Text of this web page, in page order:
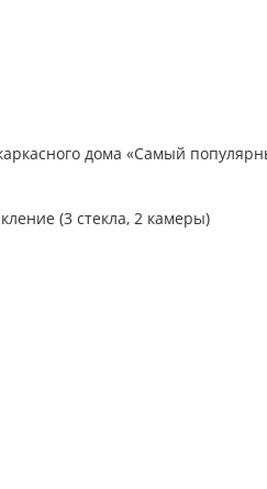
(3 стекла, 2 камеры)